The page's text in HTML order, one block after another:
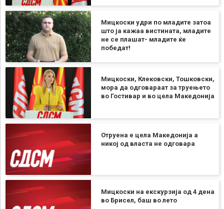
Мицкоски удри по младите затоа
што ја кажаа вистината, младите
не се плашат- младите ќе
победат!
Мицкоски, Клековски, Тошковски,
мора да одговараат за труењето
во Гостивар и во цела Македонија
Отруена е цела Македонија а
никој од власта не одговара
Мицкоски на екскурзија од 4 дена
во Брисел, баш во лето